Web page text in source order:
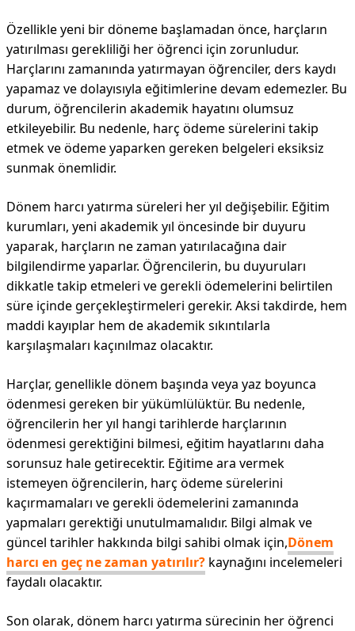
Özellikle yeni bir döneme başlamadan önce, harçların
yatırılması gerekliliği her öğrenci için zorunludur.
Harçlarını zamanında yatırmayan öğrenciler, ders kaydı
yapamaz ve dolayısıyla eğitimlerine devam edemezler. Bu
durum, öğrencilerin akademik hayatını olumsuz
etkileyebilir. Bu nedenle, harç ödeme sürelerini takip
etmek ve ödeme yaparken gereken belgeleri eksiksiz
sunmak önemlidir.
Dönem harcı yatırma süreleri her yıl değişebilir. Eğitim
kurumları, yeni akademik yıl öncesinde bir duyuru
yaparak, harçların ne zaman yatırılacağına dair
bilgilendirme yaparlar. Öğrencilerin, bu duyuruları
dikkatle takip etmeleri ve gerekli ödemelerini belirtilen
süre içinde gerçekleştirmeleri gerekir. Aksi takdirde, hem
maddi kayıplar hem de akademik sıkıntılarla
karşılaşmaları kaçınılmaz olacaktır.
Harçlar, genellikle dönem başında veya yaz boyunca
ödenmesi gereken bir yükümlülüktür. Bu nedenle,
öğrencilerin her yıl hangi tarihlerde harçlarının
ödenmesi gerektiğini bilmesi, eğitim hayatlarını daha
sorunsuz hale getirecektir. Eğitime ara vermek
istemeyen öğrencilerin, harç ödeme sürelerini
kaçırmamaları ve gerekli ödemelerini zamanında
yapmaları gerektiği unutulmamalıdır. Bilgi almak ve
güncel tarihler hakkında bilgi sahibi olmak için,Dönem
harcı en geç ne zaman yatırılır? kaynağını incelemeleri
faydalı olacaktır.
Son olarak, dönem harcı yatırma sürecinin her öğrenci